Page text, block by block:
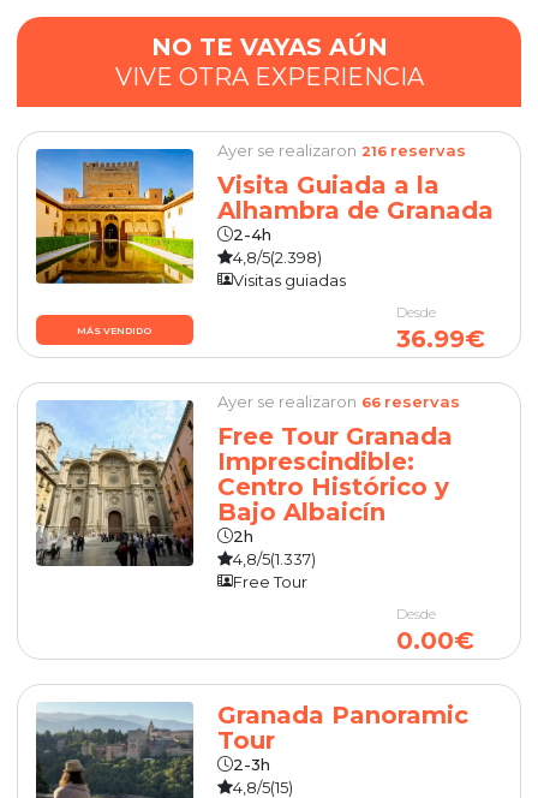
NO TE VAYAS AÚN
VIVE OTRA EXPERIENCIA
MÁS VENDIDO
Ayer se realizaron 216 reservas
Visita Guiada a la
Alhambra de Granada
2-4h
4,8/5(2.398)
Visitas guiadas
Desde
36.99€
Ayer se realizaron 66 reservas
Free Tour Granada
Imprescindible:
Centro Histórico y
Bajo Albaicín
2h
4,8/5(1.337)
Free Tour
Desde
0.00€
Granada Panoramic
Tour
2-3h
4,8/5(15)